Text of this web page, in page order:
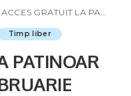
ACCES GRATUIT LA PATINOAR PÂNĂ PE 28 FEBRUARIE
Timp liber
PATINOAR